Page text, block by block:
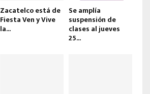
Zacatelco está de
Fiesta Ven y Vive
la...
Se amplía
suspensión de
clases al jueves
25...